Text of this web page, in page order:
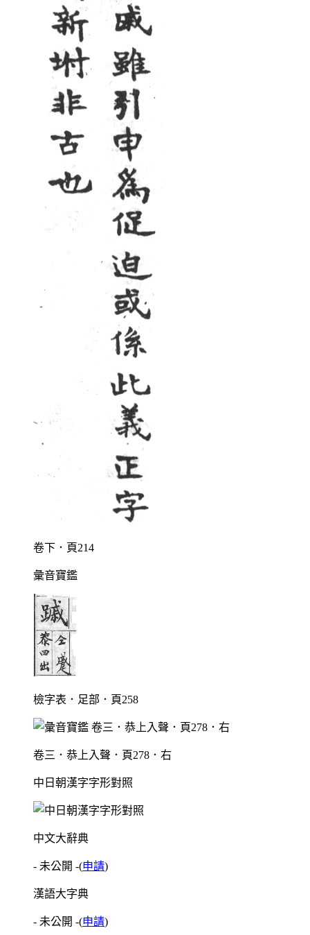
卷下．頁214
彙音寶鑑
檢字表．足部．頁258
卷三．恭上入聲．頁278．右
中日朝漢字字形對照
中文大辭典
- 未公開 -(申請)
漢語大字典
- 未公開 -(申請)